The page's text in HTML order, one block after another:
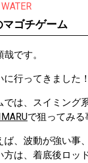
ゴチゲーム
です。
行ってきました！
では、スイミング
で狙ってみる
ば、波動が強い事
方は、着底後ロッ